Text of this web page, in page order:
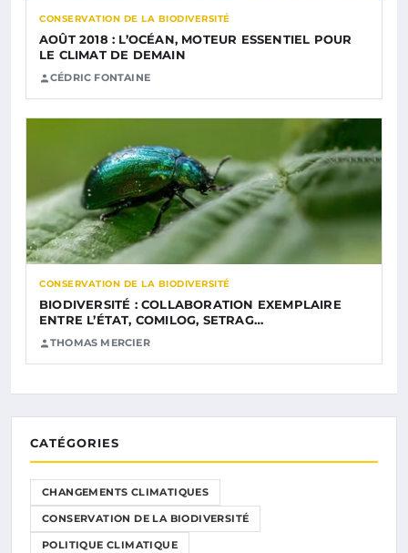
CONSERVATION DE LA BIODIVERSITÉ
AOÛT 2018 : L’OCÉAN, MOTEUR ESSENTIEL POUR
LE CLIMAT DE DEMAIN
CÉDRIC FONTAINE
CONSERVATION DE LA BIODIVERSITÉ
BIODIVERSITÉ : COLLABORATION EXEMPLAIRE
ENTRE L’ÉTAT, COMILOG, SETRAG…
THOMAS MERCIER
CATÉGORIES
CHANGEMENTS CLIMATIQUES
CONSERVATION DE LA BIODIVERSITÉ
POLITIQUE CLIMATIQUE